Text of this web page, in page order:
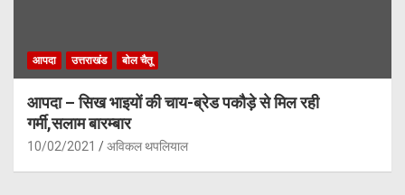
आपदा उत्तराखंड बोल चैतू
आपदा – सिख भाइयों की चाय-ब्रेड पकौड़े से मिल रही
गर्मी,सलाम बारम्बार
10/02/2021 अविकल थपलियाल